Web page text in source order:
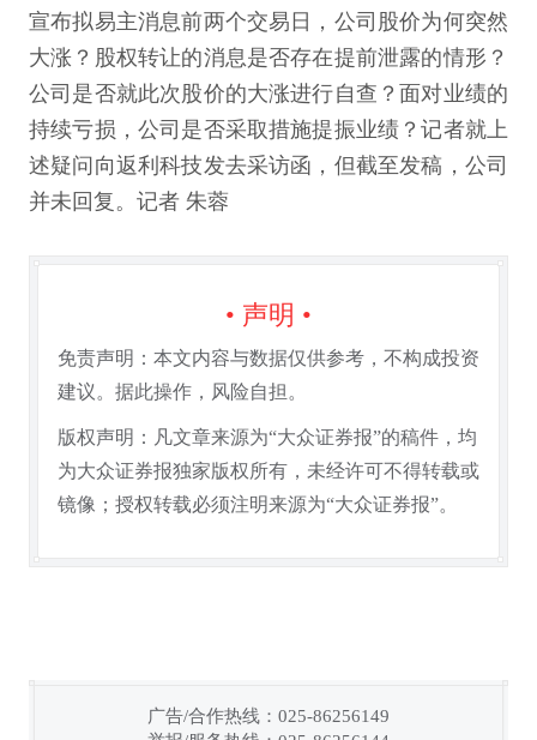
宣布拟易主消息前两个交易日，公司股价为何突然
大涨？股权转让的消息是否存在提前泄露的情形？
公司是否就此次股价的大涨进行自查？面对业绩的
持续亏损，公司是否采取措施提振业绩？记者就上
述疑问向返利科技发去采访函，但截至发稿，公司
并未回复。记者 朱蓉
• 声明 •
免责声明：本文内容与数据仅供参考，不构成投资
建议。据此操作，风险自担。
版权声明：凡文章来源为“大众证券报”的稿件，均
为大众证券报独家版权所有，未经许可不得转载或
镜像；授权转载必须注明来源为“大众证券报”。
广告/合作热线：025-86256149